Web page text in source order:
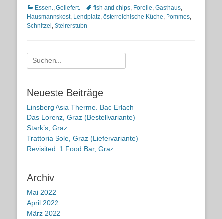
Kategorien
Essen., Geliefert. Schlagworte
fish and chips, Forelle, Gasthaus,
Hausmannskost, Lendplatz, österreichische Küche, Pommes,
Schnitzel , Steirerstubn
Suche
nach:
Neueste Beiträge
Linsberg Asia Therme, Bad Erlach
Das Lorenz, Graz (Bestellvariante)
Stark’s, Graz
Trattoria Sole, Graz (Liefervariante)
Revisited: 1 Food Bar, Graz
Archiv
Mai 2022
April 2022
März 2022